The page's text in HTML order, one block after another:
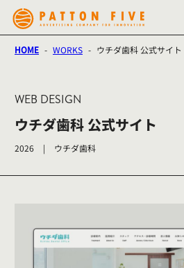
HOME - WORKS - ウチダ歯科 公式サイト
WEB DESIGN
ウチダ歯科 公式サイト
2026 | ウチダ歯科